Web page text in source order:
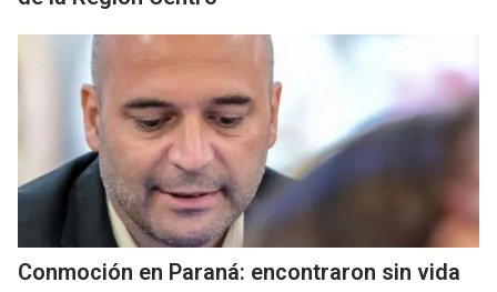
Conmoción en Paraná: encontraron sin vida